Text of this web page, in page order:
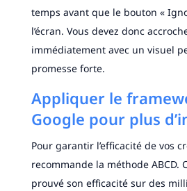
temps avant que le bouton «
l’écran. Vous devez donc
immédiatement avec un visuel
promesse forte.
Appliquer le
Google pour plus
Pour garantir l’efficacité de vos
recommande la méthode ABCD.
prouvé son efficacité sur des